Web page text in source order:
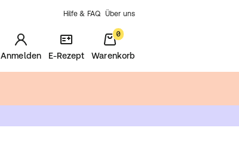
Hilfe & FAQ Über uns
Anmelden E-Rezept
0
Warenkorb